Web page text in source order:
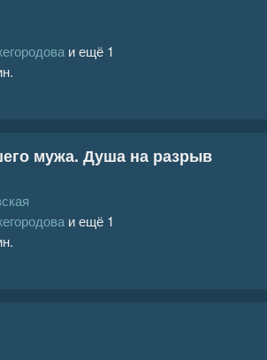
и ещё 1
мужа. Душа на разрыв
и ещё 1